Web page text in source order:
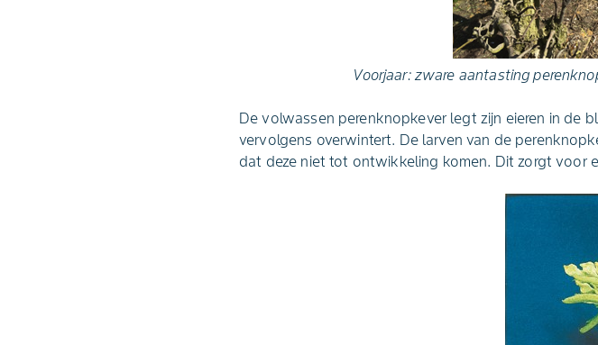
Voorjaar: zware aantasting
De volwassen perenknopkever legt zijn eieren in de
vervolgens overwintert. De larven van de
dat deze niet tot ontwikkeling komen. Dit zorgt voor